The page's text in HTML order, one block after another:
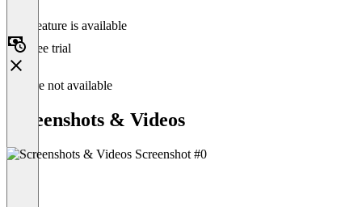
This feature is available
Free trial
Feature not available
Screenshots & Videos